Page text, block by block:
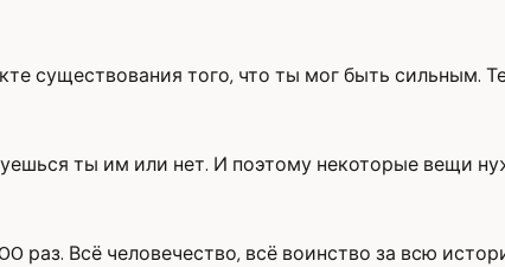
существования того, что ты мог быть сильным.
ты им или нет. И поэтому некоторые вещи
раз. Всё человечество, всё воинство за всю